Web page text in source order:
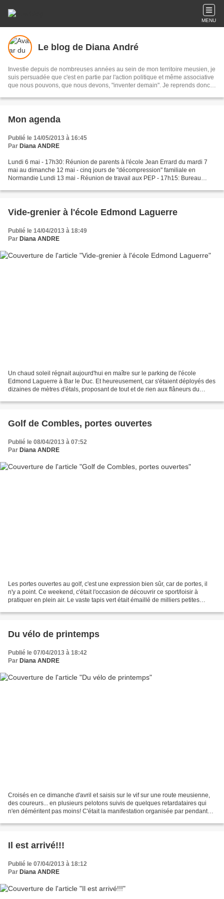
MENU
Le blog de Diana André
Investie depuis de nombreuses années au sein de mon territoire meusien, je
suis persuadée que c'est en partie par l'action politique et même associative
que nous pouvons, que nous devons, "inventer demain". Je reprends donc
grand nombre de mes concitoyens sur l'actualité locale.
Mon agenda
Publié le 14/05/2013 à 16:45
Par Diana ANDRE
Lundi 6 mai - 17h30: Réunion de parents à l'école Jean Errard du mardi 7
mai au dimanche 12 mai - cinq jours de "décompression" familiale en
Normandie Lundi 13 mai - Réunion de travail aux PEP - 17h15: Bureau
Vide-grenier à l'école Edmond Laguerre
Publié le 14/04/2013 à 18:49
Par Diana ANDRE
Un chaud soleil régnait aujourd'hui en maître sur le parking de l'école
Edmond Laguerre à Bar le Duc. Et heureusement, car s'étaient déployés des
dizaines de mètres d'étals, proposant de tout et de rien aux flâneurs du
Golf de Combles, portes ouvertes
Publié le 08/04/2013 à 07:52
Par Diana ANDRE
Les portes ouvertes au golf, c'est une expression bien sûr, car de portes, il
n'y a point. Ce weekend, c'était l'occasion de découvrir ce sport/loisir à
pratiquer en plein air. Le vaste tapis vert était émaillé de milliers petites
Du vélo de printemps
Publié le 07/04/2013 à 18:42
Par Diana ANDRE
Croisés en ce dimanche d'avril et saisis sur le vif sur une route meusienne,
des coureurs... en plusieurs pelotons suivis de quelques retardataires qui
n'en déméritent pas moins! C'était la manifestation organisée par pendant
Il est arrivé!!!
Publié le 07/04/2013 à 18:12
Par Diana ANDRE